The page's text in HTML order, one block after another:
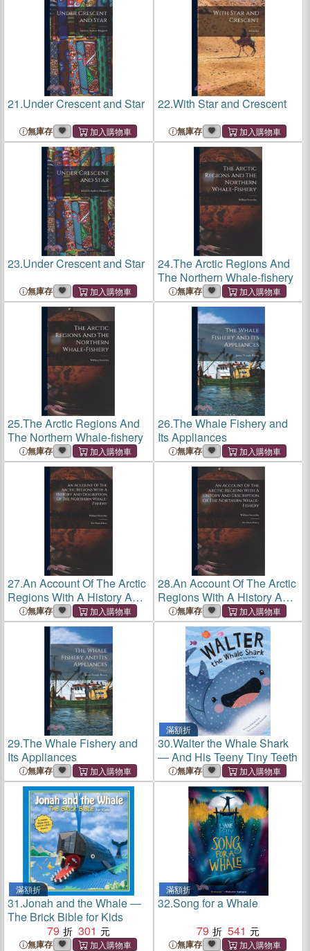
21.Under Crescent and Star
無庫存
22.With Star and Crescent
無庫存
23.Under Crescent and Star
無庫存
24.The Arctic Regions And
The Northern Whale-fishery
無庫存
25.The Arctic Regions And
The Northern Whale-fishery
無庫存
26.The Whale Fishery and
Its Appliances
無庫存
27.An Account Of The Arctic
Regions With A History And
Description Of The Northern
Whale-fishery: The Whale-
無庫存
28.An Account Of The Arctic
Regions With A History And
Description Of The Northern
Whale-fishery: The Whale-
fishery
無庫存
29.The Whale Fishery and
Its Appliances
無庫存
滿額折
30.Walter the Whale Shark
― And His Teeny Tiny Teeth
無庫存
滿額折
31.Jonah and the Whale ―
The Brick Bible for Kids
79
301
無庫存
滿額折
32.Song for a Whale
79
541
無庫存